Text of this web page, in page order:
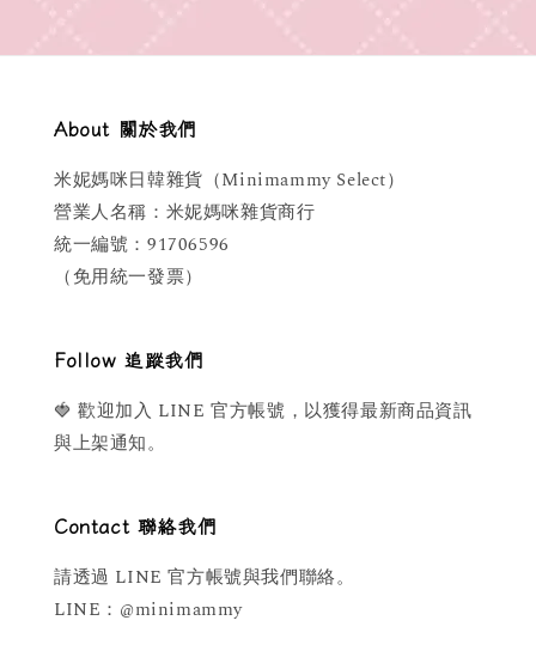
About 關於我們
米妮媽咪日韓雜貨（Minimammy Select）
營業人名稱：米妮媽咪雜貨商行
統一編號：91706596
（免用統一發票）
Follow 追蹤我們
🍓 歡迎加入 LINE 官方帳號，以獲得最新商品資訊
與上架通知。
Contact 聯絡我們
請透過 LINE 官方帳號與我們聯絡。
LINE：@minimammy